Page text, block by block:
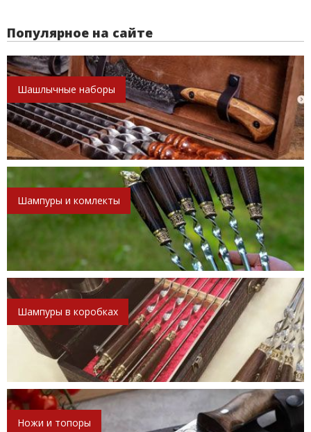
Популярное на сайте
Шашлычные наборы
Шампуры и комлекты
Шампуры в коробках
Ножи и топоры